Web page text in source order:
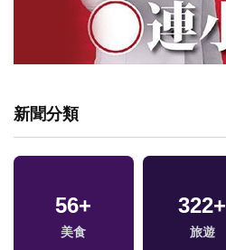
新聞分類
56+
美食
322+
旅遊